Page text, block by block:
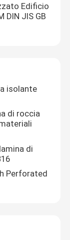
Edificio
DIN JIS GB
isolante
di roccia
di
Perforated